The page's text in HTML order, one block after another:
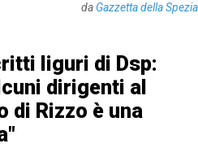
da Gazzetta della Spezia
liguri di Dsp:
dirigenti al
di Rizzo è una